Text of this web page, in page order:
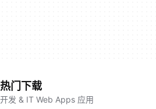
热门下载
开发 & IT Web Apps 应用